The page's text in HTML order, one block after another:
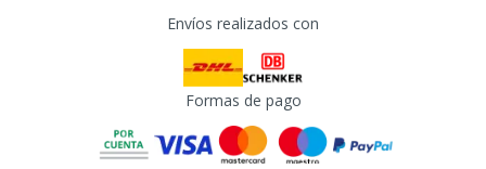
Envíos realizados con
Formas de pago